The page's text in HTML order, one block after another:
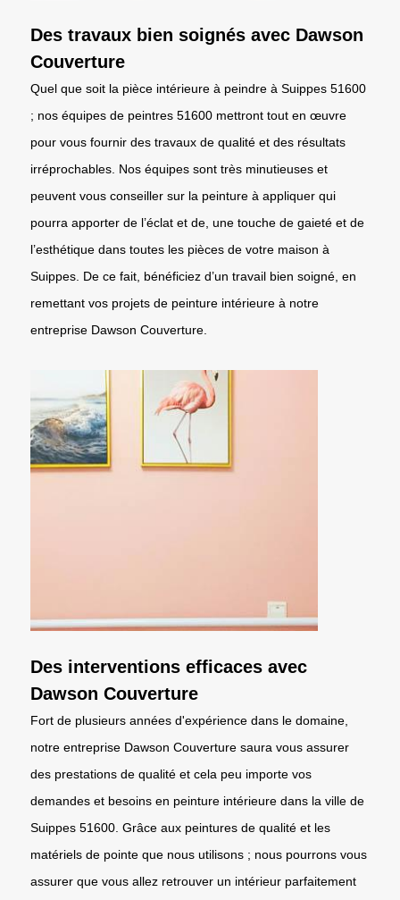
Des travaux bien soignés avec Dawson
Couverture
Quel que soit la pièce intérieure à peindre à Suippes 51600
; nos équipes de peintres 51600 mettront tout en œuvre
pour vous fournir des travaux de qualité et des résultats
irréprochables. Nos équipes sont très minutieuses et
peuvent vous conseiller sur la peinture à appliquer qui
pourra apporter de l’éclat et de, une touche de gaieté et de
l’esthétique dans toutes les pièces de votre maison à
Suippes. De ce fait, bénéficiez d’un travail bien soigné, en
remettant vos projets de peinture intérieure à notre
entreprise Dawson Couverture.
Des interventions efficaces avec
Dawson Couverture
Fort de plusieurs années d'expérience dans le domaine,
notre entreprise Dawson Couverture saura vous assurer
des prestations de qualité et cela peu importe vos
demandes et besoins en peinture intérieure dans la ville de
Suippes 51600. Grâce aux peintures de qualité et les
matériels de pointe que nous utilisons ; nous pourrons vous
assurer que vous allez retrouver un intérieur parfaitement